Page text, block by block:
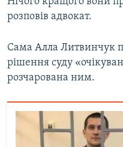
розповів адвокат.
Сама Алла Литвинчук
рішення суду
розчарована ним.